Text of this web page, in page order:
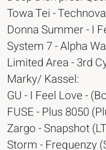
Towa Tei -
Donna Summer - I
System 7 - Alpha
Limited Area - 3rd
Marky/ Kassel:
GU - I Feel Love -
FUSE - Plus 8050
Zargo - Snapshot
Storm - Frequenzy